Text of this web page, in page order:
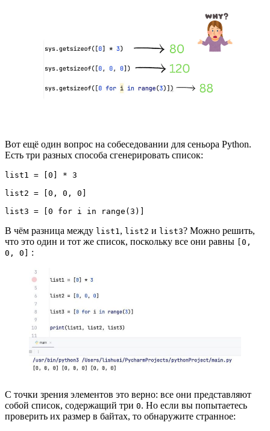
Вот ещё один вопрос на собеседовании для сеньора Python.
Есть три разных способа сгенерировать список:
list1 = [0] * 3
list2 = [0, 0, 0]
list3 = [0 for i in range(3)]
В чём разница между list1, list2 и list3? Можно решить,
что это один и тот же список, поскольку все они равны
[0,
0, 0]
:
С точки зрения элементов это верно: все они представляют
собой список, содержащий три 0. Но если вы попытаетесь
проверить их размер в байтах, то обнаружите странное: